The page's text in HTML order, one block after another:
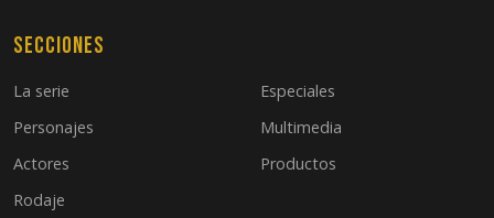
Secciones
La serie
Personajes
Actores
Rodaje
Especiales
Multimedia
Productos